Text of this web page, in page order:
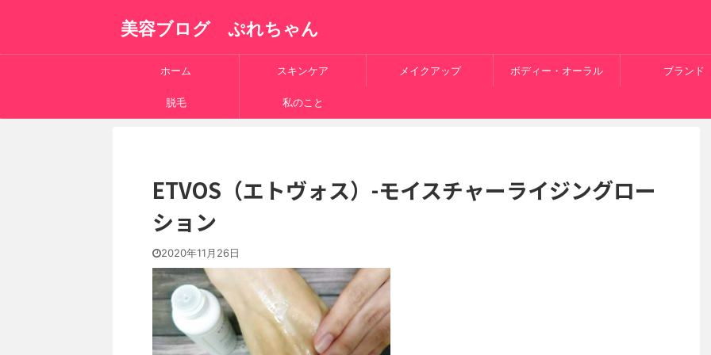
美容ブログ ぷれちゃん
ホーム スキンケア メイクアップ ボディー・オーラル ブランド
脱毛 私のこと
ETVOS（エトヴォス）-モイスチャーライジングロー
ション
2020年11月26日